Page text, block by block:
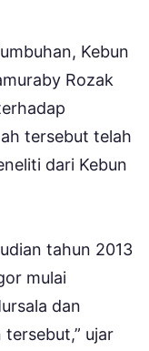
Kebun
Rozak
tersebut telah
dari Kebun
tahun 2013
mulai
dan
ujar